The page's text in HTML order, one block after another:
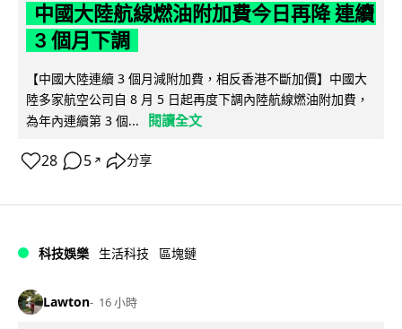
中國大陸航線燃油附加費今日再降 連續
3 個月下調
【中國大陸連續 3 個月減附加費，相反香港不斷加價】中國大
陸多家航空公司自 8 月 5 日起再度下調內陸航線燃油附加費，
為年內連續第 3 個...
閱讀全文
28 5 ↗ 分享
科技娛樂 生活科技 區塊鏈
Lawton 16 小時